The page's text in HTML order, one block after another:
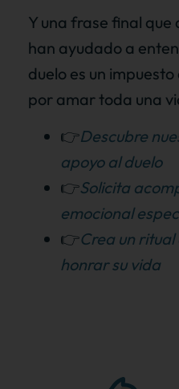
Y una frase final que
han ayudado a
duelo es un
por amar toda una
👉Descubre
apoyo al duelo
👉Solicita
emocional
👉Crea un
honrar su vida